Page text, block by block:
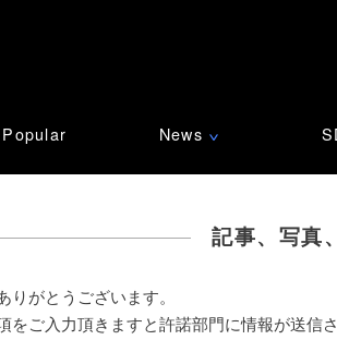
Popular News ∨
記事、写真
りがとうございます。
をご入力頂きますと許諾部門に情報が送信